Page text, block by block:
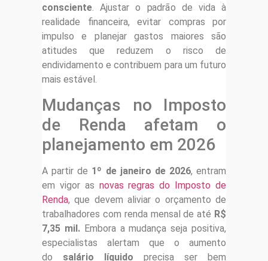
consciente . Ajustar o padrão de vida à
realidade financeira, evitar compras por
impulso e planejar gastos maiores são
atitudes que reduzem o risco de
endividamento e contribuem para um futuro
mais estável.
Mudanças no Imposto
de Renda afetam o
planejamento em 2026
A partir de 1º de janeiro de 2026, entram
em vigor as novas regras do Imposto de
Renda, que devem aliviar o orçamento de
trabalhadores com renda mensal de até R$
7,35 mil.Embora a mudança seja positiva,
especialistas alertam que o aumento
do salário líquido precisa ser bem